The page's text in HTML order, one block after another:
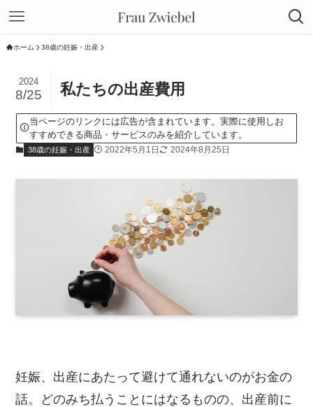
ホーム 38歳の妊娠・出産
私たちの出産費用
2024
8/25
当ページのリンクには広告が含まれています。実際に使用しお
すすめできる商品・サービスのみを紹介しています。
38歳の妊娠・出産 2022年5月1日 2024年8月25日
妊娠、出産にあたって避けて通れないのがお金の
話。どのみち払うことにはなるものの、出産前に